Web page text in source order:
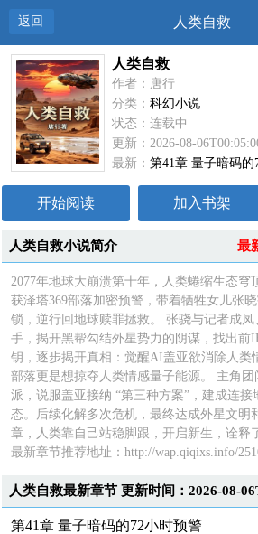
返回 人类自救
人类自救
作者：唐行
分类：科幻小说
状态：连载中
更新：2026-08-
最新：第41章 量子暗码的
开始阅读 加入书架
最
人类自救小说简介
2077年地球大崩溃第十年，人类蜷缩生态穹
获泽塔369部落加密预警，带着牺牲女儿张
锁，逆行回地球赎罪拯救。 张骁与记者成
手，揭开黑帮勾结外星势力的阴谋，找出前
钥，逐步揭开真相：觉醒AI盖亚欲消除人类
部落更是想掠夺人类情感量子能源。 主角
派，说服盖亚接纳 “第三种方案”，建成连
态。后续化解多次危机，最终达成外星文明
章，人类靠自己站稳脚跟，开启新生，诠释
最新章节推荐地址：http://wap.qiqixs.info/
人类自救最新章节 更新时间：2026-08-
第41章 量子暗码的72小时预警